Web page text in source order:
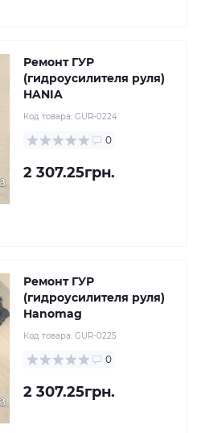
Ремонт ГУР
(гидроусилителя руля)
HANIA
Код товара: GUR-0224
0
2 307.25грн.
Ремонт ГУР
(гидроусилителя руля)
Hanomag
Код товара: GUR-0225
0
2 307.25грн.